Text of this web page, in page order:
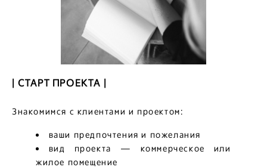
| СТАРТ ПРОЕКТА |
Знакомимся с клиентами и проектом:
ваши предпочтения и пожелания
вид проекта — коммерческое или
жилое помещение